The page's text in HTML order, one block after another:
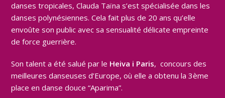
danses tropicales, Clauda Taïna s’est spécialisée dans les
danses polynésiennes. Cela fait plus de 20 ans qu’elle
envoûte son public avec sa sensualité délicate empreinte
de force guerrière.
Son talent a été salué par le Heiva i Paris, concours des
meilleures danseuses d’Europe, où elle a obtenu la 3ème
place en danse douce “Aparima”.